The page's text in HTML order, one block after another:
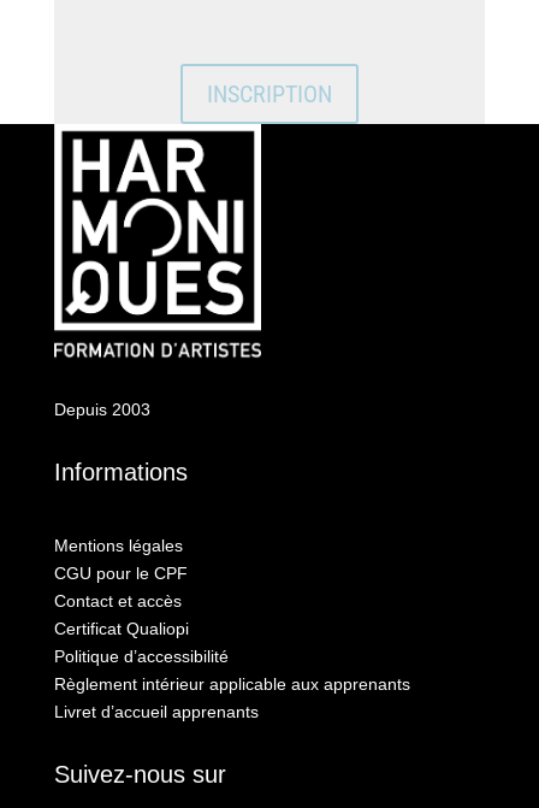
INSCRIPTION
Depuis 2003
Informations
Mentions légales
CGU pour le CPF
Contact et accès
Certificat Qualiopi
Politique d’accessibilité
Règlement intérieur applicable aux apprenants
Livret d’accueil apprenants
Suivez-nous sur